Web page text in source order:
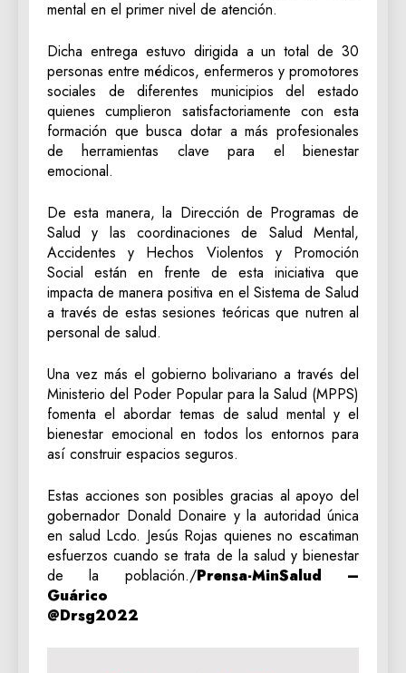
mental en el primer nivel de atención.
Dicha entrega estuvo dirigida a un total de 30
personas entre médicos, enfermeros y promotores
sociales de diferentes municipios del estado
quienes cumplieron satisfactoriamente con esta
formación que busca dotar a más profesionales
de herramientas clave para el bienestar
emocional.
De esta manera, la Dirección de Programas de
Salud y las coordinaciones de Salud Mental,
Accidentes y Hechos Violentos y Promoción
Social están en frente de esta iniciativa que
impacta de manera positiva en el Sistema de Salud
a través de estas sesiones teóricas que nutren al
personal de salud.
Una vez más el gobierno bolivariano a través del
Ministerio del Poder Popular para la Salud (MPPS)
fomenta el abordar temas de salud mental y el
bienestar emocional en todos los entornos para
así construir espacios seguros.
Estas acciones son posibles gracias al apoyo del
gobernador Donald Donaire y la autoridad única
en salud Lcdo. Jesús Rojas quienes no escatiman
esfuerzos cuando se trata de la salud y bienestar
de la población./Prensa-MinSalud –
Guárico
@Drsg2022